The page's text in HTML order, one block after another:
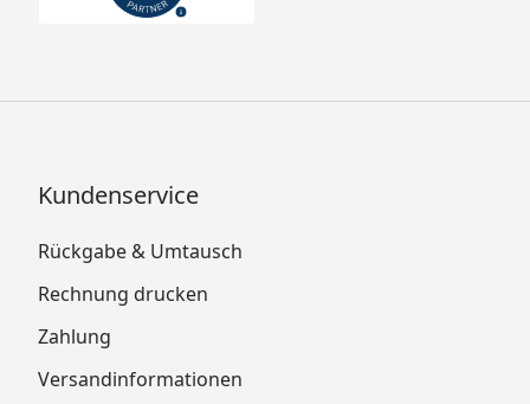
Kundenservice
Rückgabe & Umtausch
Rechnung drucken
Zahlung
Versandinformationen